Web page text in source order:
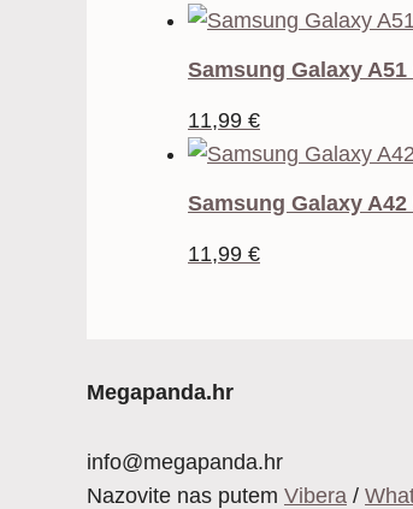
Samsung Galaxy
11,99 €
Samsung Galaxy
11,99 €
Megapanda.hr
info@megapanda.hr
Nazovite nas putem Vibera /